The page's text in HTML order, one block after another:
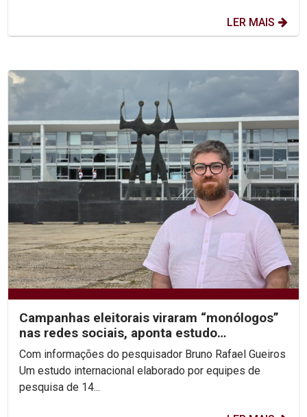
LER MAIS
Campanhas eleitorais viraram “monólogos”
nas redes sociais, aponta estudo
internacional com dados...
Com informações do pesquisador Bruno Rafael Gueiros
Um estudo internacional elaborado por equipes de
pesquisa de 14...